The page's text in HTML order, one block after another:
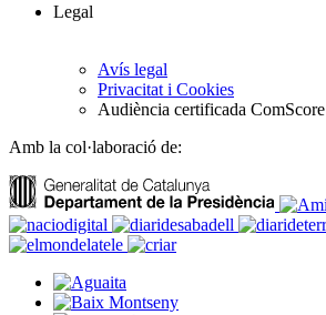
Legal
Avís legal
Privacitat i Cookies
Audiència certificada ComScore
Amb la col·laboració de: